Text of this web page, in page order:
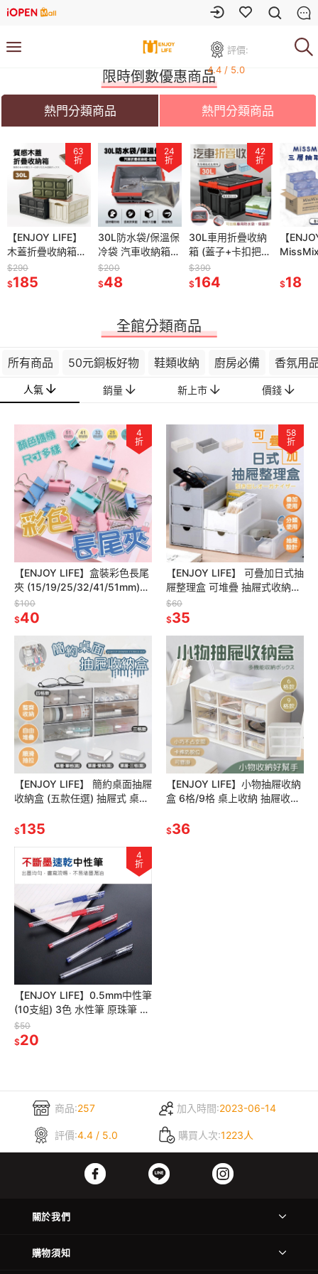
評價:
4.4 / 5.0
限時倒數優惠商品
熱門分類商品 熱門分類商品
63
折
【ENJOY LIFE】
木蓋折疊收納箱
(小款) 三色 戶外折
疊收納箱 摺疊箱
$290
$185
24
折
30L防水袋/保溫保
冷袋 汽車收納箱配
件 小防水袋 小保
冷袋
$200
$48
42
折
30L車用折疊收納
箱 (蓋子+卡扣把
手) 車用收納箱 收
納 收納箱 置物
$390
$164
【
120張/
$18
63
折
LIFE】
納箱
戶外折
摺疊箱
24
折
30L防水袋/保溫保
冷袋 汽車收納箱配
件 小防水袋 小保
42
折
30L車用折疊收納
箱 (蓋子+卡扣把
手) 車用收納箱 收
納 收納箱 置物
【ENJOY LIFE】
MissMix 蜜美絲
120張/包 衛生紙
全館分類商品
所有商品 50元銅板好物 鞋類收納 廚房必備 香氛用
人氣 銷量 新上市 價錢
4
折
【ENJOY LIFE】盒裝彩色長尾
夾 (15/19/25/32/41/51mm)
長尾夾 書夾 票據夾 文具夾
$100
$40
58
折
【ENJOY LIFE】 可疊加日式抽
屜整理盒 可堆疊 抽屜式收納盒
整理盒 彩妝收納 抽屜收納 文具
收納 收納
$60
$35
【ENJOY LIFE】 簡約桌面抽屜
收納盒 (五款任選) 抽屜式 桌上
納 文具收納
$135
【ENJOY LIFE】小物抽屜收納
盒 6格/9格 桌上收納 抽屜收納
文具收納
$36
4
折
【ENJOY LIFE】0.5mm中性筆
(10支組) 3色 水性筆 原珠筆 辦
公用品 原子筆 文具用品 筆 中
性筆
$50
$20
商品:257 加入時間:2023-06-14
評價:4.4 / 5.0 購買人次:1223人
關於我們
購物須知